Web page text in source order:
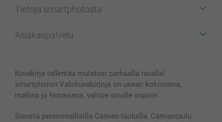
Kuvakortit
Kuvakirjat
Kännykkä & Tabletti
MyNameBook
Valokuvakehykset & Lisätarvikkeet
Tietoja smartphotosta
Affiliate ohjelma
Sivukartta
Ehdot/takuut
Asiakaspalvelu
smartbonus
Hinnat & maksutavat
Kuvakirja tallentaa muistosi parhaalla tavalla!
smartphoton Valokuvakirjoja on usean kokoisena,
mallina ja hintaisena, valitse sinulle sopivin.
Sisusta persoonallisilla Canvas-tauluilla, Canvastaulu